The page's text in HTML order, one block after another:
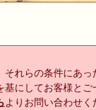
それらの条件にあ
基にしてお客様と
よりお問い合わせく